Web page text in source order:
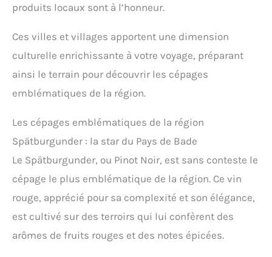
produits locaux sont à l’honneur.
Ces villes et villages apportent une dimension
culturelle enrichissante à votre voyage, préparant
ainsi le terrain pour découvrir les cépages
emblématiques de la région.
Les cépages emblématiques de la région
Spätburgunder : la star du Pays de Bade
Le Spätburgunder, ou Pinot Noir, est sans conteste le
cépage le plus emblématique de la région. Ce vin
rouge, apprécié pour sa complexité et son élégance,
est cultivé sur des terroirs qui lui confèrent des
arômes de fruits rouges et des notes épicées.